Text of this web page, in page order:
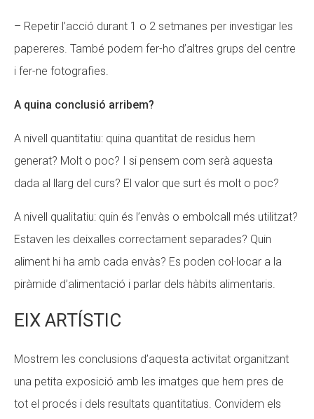
– Repetir l’acció durant 1 o 2 setmanes per investigar les
papereres. També podem fer-ho d’altres grups del centre
i fer-ne fotografies.
A quina conclusió arribem?
A nivell quantitatiu: quina quantitat de residus hem
generat? Molt o poc? I si pensem com serà aquesta
dada al llarg del curs? El valor que surt és molt o poc?
A nivell qualitatiu: quin és l’envàs o embolcall més utilitzat?
Estaven les deixalles correctament separades? Quin
aliment hi ha amb cada envàs? Es poden col·locar a la
piràmide d’alimentació i parlar dels hàbits alimentaris.
EIX ARTÍSTIC
Mostrem les conclusions d’aquesta activitat organitzant
una petita exposició amb les imatges que hem pres de
tot el procés i dels resultats quantitatius. Convidem els